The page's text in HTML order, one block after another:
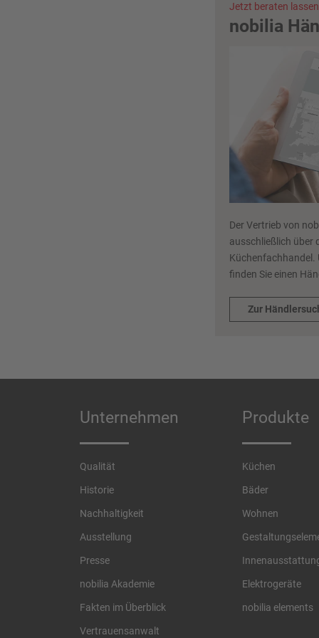
Jetzt beraten lassen
nobilia
Der Vertrieb von
ausschließlich über
Küchenfachhandel.
finden Sie einen
Zur
Unternehmen
Qualität
Historie
Nachhaltigkeit
Ausstellung
Presse
nobilia Akademie
Fakten im Überblick
Vertrauensanwalt
Produkte
Küchen
Bäder
Wohnen
Elektrogeräte
nobilia elements